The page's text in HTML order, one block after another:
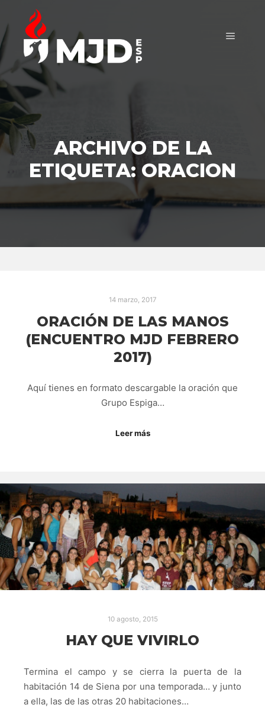
ARCHIVO DE LA
ETIQUETA: ORACION
14 marzo, 2017
ORACIÓN DE LAS MANOS
(ENCUENTRO MJD FEBRERO
2017)
Aquí tienes en formato descargable la oración que
Grupo Espiga…
Leer más
10 agosto, 2015
HAY QUE VIVIRLO
Termina el campo y se cierra la puerta de la
habitación 14 de Siena por una temporada… y junto
a ella, las de las otras 20 habitaciones…